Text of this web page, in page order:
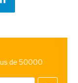
de 50000